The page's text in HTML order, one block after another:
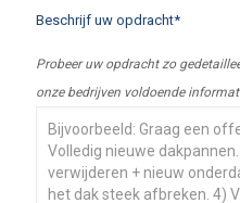
Beschrijf uw opdracht*
Probeer uw opdracht zo
onze bedrijven voldoende